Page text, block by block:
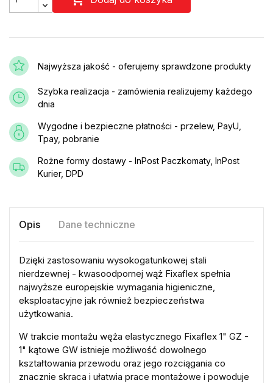
Najwyższa jakość - oferujemy sprawdzone produkty
Szybka realizacja - zamówienia realizujemy każdego
dnia
Wygodne i bezpieczne płatności - przelew, PayU,
Tpay, pobranie
Rożne formy dostawy - InPost Paczkomaty, InPost
Kurier, DPD
Opis Dane techniczne
Dzięki zastosowaniu wysokogatunkowej stali
nierdzewnej - kwasoodpornej wąż Fixaflex spełnia
najwyższe europejskie wymagania higieniczne,
eksploatacyjne jak również bezpieczeństwa
użytkowania.
W trakcie montażu węża elastycznego Fixaflex 1" GZ -
1" kątowe GW istnieje możliwość dowolnego
kształtowania przewodu oraz jego rozciągania co
znacznie skraca i ułatwia prace montażowe i powoduje